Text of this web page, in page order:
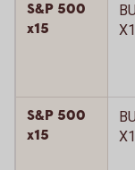
S&P 500
x15
S&P 500
x15